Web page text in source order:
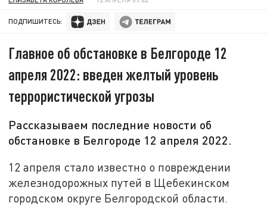
ПОДПИШИТЕСЬ:
Главное об обстановке в Белгороде 12
апреля 2022: введен желтый уровень
террористической угрозы
Рассказываем последние новости об
обстановке в Белгороде 12 апреля 2022.
12 апреля стало известно о повреждении
железнодорожных путей в Щебекинском
городском округе Белгородской области.